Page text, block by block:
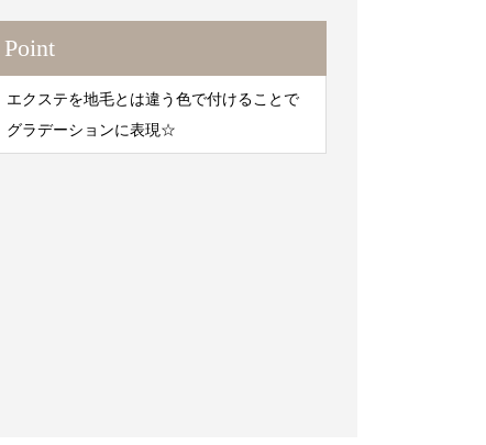
Point
エクステを地毛とは違う色で付けることで
グラデーションに表現☆